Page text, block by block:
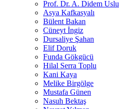
Prof. Dr. A. Didem Uslu
Asya Kafkasyalı
Bülent Bakan
Cüneyt İngiz
Dursaliye Şahan
Elif Doruk
Funda Gökgücü
Hilal Serra Toplu
Kani Kaya
Melike Birgölge
Mustafa Günen
Nasuh Bektaş